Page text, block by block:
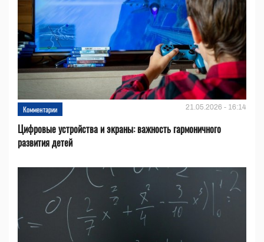
Комментарии 21.05.2026 - 16:14
Цифровые устройства и эĸраны: важность гармоничного
развития детей